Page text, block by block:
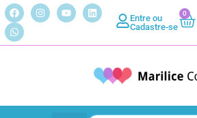
Entre ou
Cadastre-se
0